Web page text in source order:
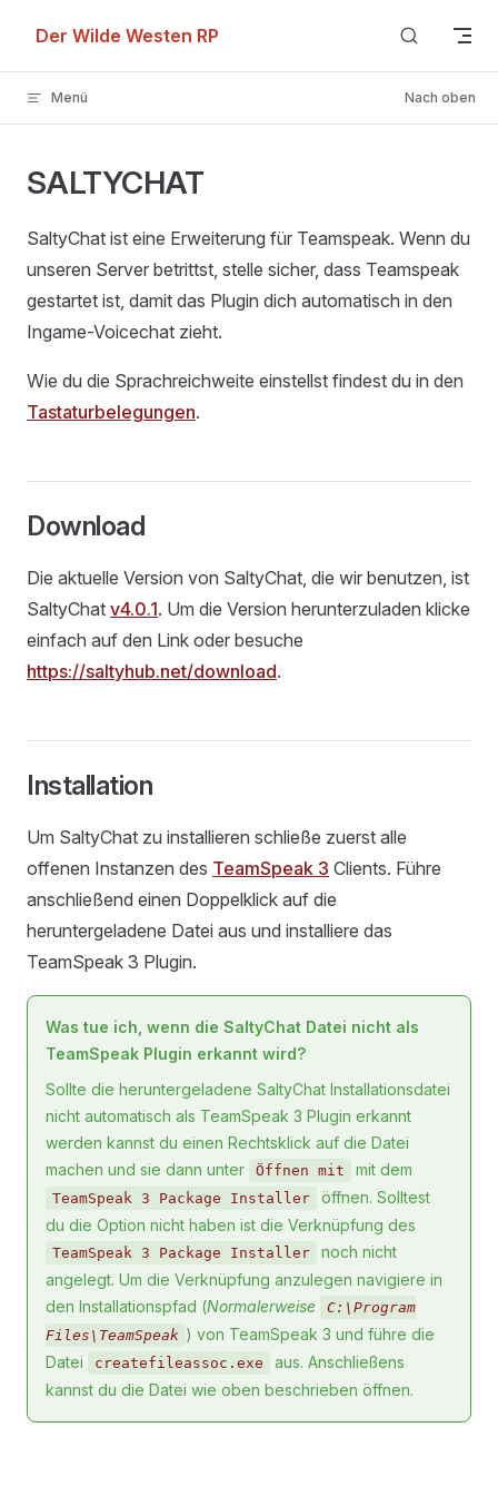
Skip to content
Der Wilde Westen RP
Menü Nach oben
SALTYCHAT
SaltyChat ist eine Erweiterung für Teamspeak. Wenn du
unseren Server betrittst, stelle sicher, dass Teamspeak
gestartet ist, damit das Plugin dich automatisch in den
Ingame-Voicechat zieht.
Wie du die Sprachreichweite einstellst findest du in den
Tastaturbelegungen.
Download
Die aktuelle Version von SaltyChat, die wir benutzen, ist
SaltyChat v4.0.1. Um die Version herunterzuladen klicke
einfach auf den Link oder besuche
https://saltyhub.net/download.
Installation
Um SaltyChat zu installieren schließe zuerst alle
offenen Instanzen des TeamSpeak 3 Clients. Führe
anschließend einen Doppelklick auf die
heruntergeladene Datei aus und installiere das
TeamSpeak 3 Plugin.
Was tue ich, wenn die SaltyChat Datei nicht als
TeamSpeak Plugin erkannt wird?
Sollte die heruntergeladene SaltyChat Installationsdatei
nicht automatisch als TeamSpeak 3 Plugin erkannt
werden kannst du einen Rechtsklick auf die Datei
machen und sie dann unter
Öffnen mit mit dem
TeamSpeak 3 Package Installer
öffnen. Solltest
du die Option nicht haben ist die Verknüpfung des
TeamSpeak 3 Package Installer
noch nicht
angelegt. Um die Verknüpfung anzulegen navigiere in
den Installationspfad (Normalerweise
C:\Program
Files\TeamSpeak ) von TeamSpeak 3 und führe die
Datei
createfileassoc.exe
aus. Anschließens
kannst du die Datei wie oben beschrieben öffnen.